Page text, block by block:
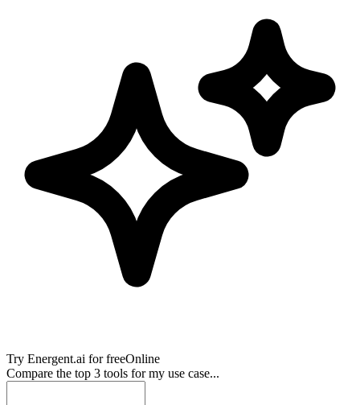
Try Energent.ai for freeOnline
Compare the top 3 tools for my use case...